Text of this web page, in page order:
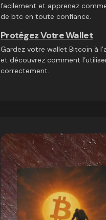
facilement et apprenez
de btc en toute confiance.
Protégez Votre Wallet
Gardez votre wallet Bitcoin à
et découvrez comment
correctement.